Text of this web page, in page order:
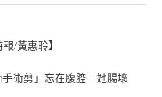
/黃惠聆】
手術剪」忘在腹腔 她腸壞